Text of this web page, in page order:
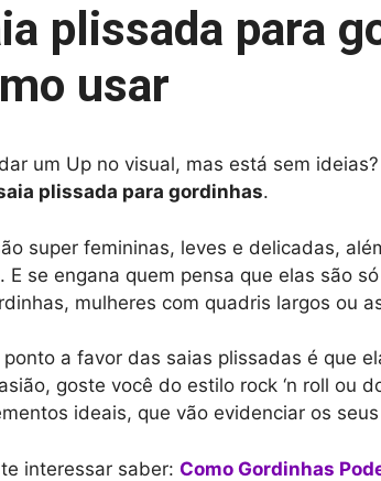
plissada para
usar
um Up no visual, mas está sem
plissada para gordinhas.
super femininas, leves e delicadas,
E se engana quem pensa que elas são
mulheres com quadris largos ou
ponto a favor das saias plissadas é que
goste você do estilo rock ‘n roll ou
ideais, que vão evidenciar os
interessar saber: Como Gordinhas